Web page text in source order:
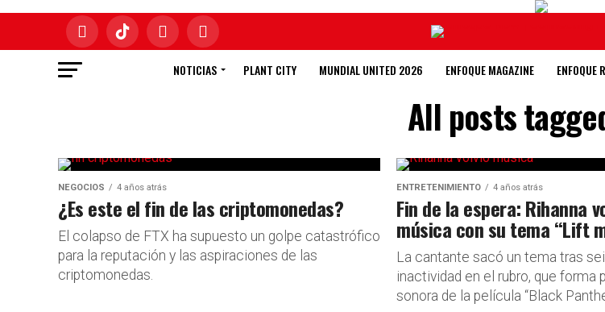
NOTICIAS PLANT CITY MUNDIAL UNITED 2026 ENFOQUE MAGAZINE ENFOQUE
All posts
NEGOCIOS 4 años atrás
¿Es este el fin de las criptomonedas?
El colapso de FTX ha supuesto un golpe catastrófico
para la reputación y las aspiraciones de las
criptomonedas.
ENTRETENIMIENTO 4 años atrás
Fin de la espera: Rihanna
música con su tema “Lift
La cantante sacó un tema tras
inactividad en el rubro, que forma
sonora de la película “Black